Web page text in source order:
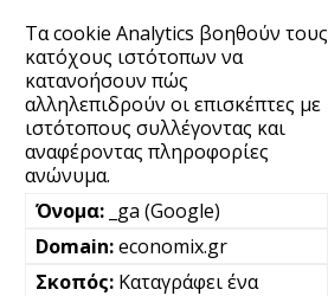
Τα cookie Analytics βοηθούν τους
κατόχους ιστότοπων να
κατανοήσουν πώς
αλληλεπιδρούν οι επισκέπτες με
ιστότοπους συλλέγοντας και
αναφέροντας πληροφορίες
ανώνυμα.
_ga (Google)
economix.gr
Καταγράφει ένα